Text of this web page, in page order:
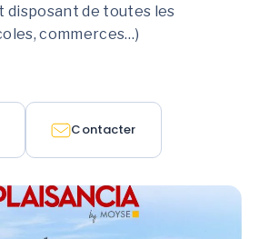
disposant de toutes les
commerces…)
Contacter